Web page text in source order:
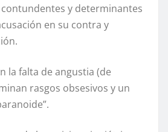
y determinantes
en su contra y
la falta de angustia (de
rasgos obsesivos y un